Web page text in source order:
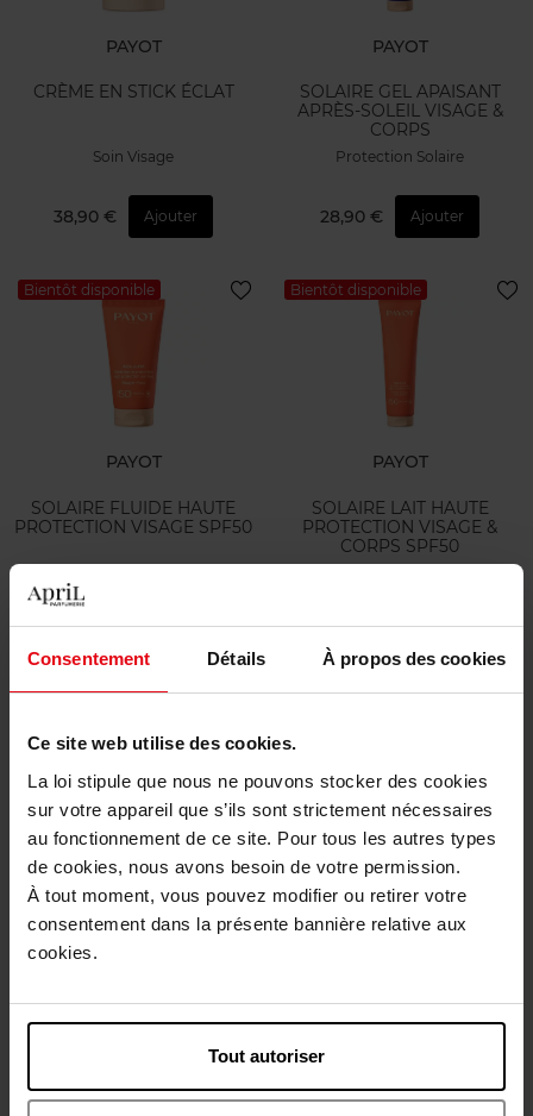
Consentement Détails À propos des cookies
Ce site web utilise des cookies.
La loi stipule que nous ne pouvons stocker des cookies
sur votre appareil que s’ils sont strictement nécessaires
au fonctionnement de ce site. Pour tous les autres types
de cookies, nous avons besoin de votre permission.
À tout moment, vous pouvez modifier ou retirer votre
consentement dans la présente bannière relative aux
cookies.
Tout autoriser
PAYOT
CRÈME EN STICK ÉCLAT
Soin Visage
38,90 € Ajouter
PAYOT
SOLAIRE GEL APAISANT
APRÈS-SOLEIL VISAGE &
CORPS
Protection Solaire
28,90 € Ajouter
Bientôt disponible
PAYOT
SOLAIRE FLUIDE HAUTE
PROTECTION VISAGE SPF50
31,90 € Ajouter
Bientôt disponible
PAYOT
SOLAIRE LAIT HAUTE
PROTECTION VISAGE &
CORPS SPF50
34,90 € Ajouter
PAYOT
Coffret rituel de soins visage
PAYOT
Rituel Douceur Duo
26,90 €